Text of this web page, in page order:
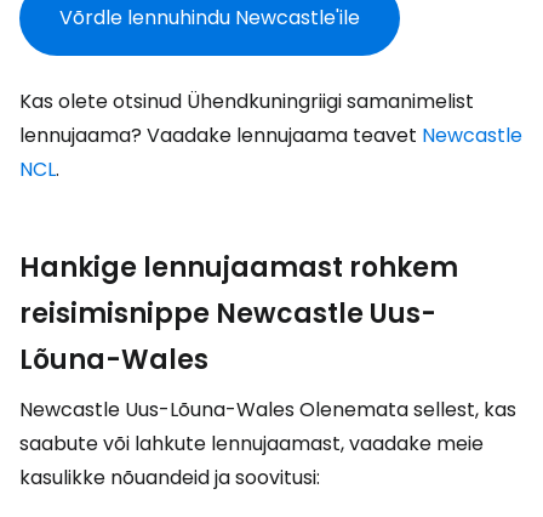
Võrdle lennuhindu Newcastle'ile
Kas olete otsinud Ühendkuningriigi samanimelist
lennujaama? Vaadake lennujaama teavet Newcastle
NCL.
Hankige lennujaamast rohkem
reisimisnippe Newcastle Uus-
Lõuna-Wales
Newcastle Uus-Lõuna-Wales Olenemata sellest, kas
saabute või lahkute lennujaamast, vaadake meie
kasulikke nõuandeid ja soovitusi: